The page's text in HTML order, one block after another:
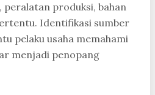
peralatan produksi, bahan
Identifikasi sumber
pelaku usaha memahami
menjadi penopang